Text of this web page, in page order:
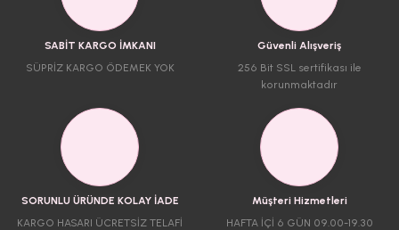
SABİT KARGO İMKANI
SÜPRİZ KARGO ÖDEMEK YOK
Güvenli Alışveriş
256 Bit SSL sertifikası ile
korunmaktadır
SORUNLU ÜRÜNDE KOLAY İADE
KARGO HASARI ÜCRETSİZ TELAFİ
Müşteri Hizmetleri
HAFTA İÇİ 6 GÜN 09.00-19.30